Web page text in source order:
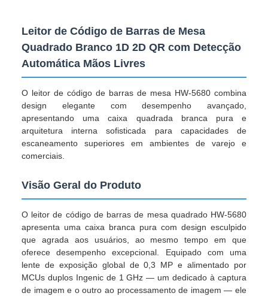
Leitor de Código de Barras de Mesa
Quadrado Branco 1D 2D QR com Detecção
Automática Mãos Livres
O leitor de código de barras de mesa HW-5680 combina
design elegante com desempenho avançado,
apresentando uma caixa quadrada branca pura e
arquitetura interna sofisticada para capacidades de
escaneamento superiores em ambientes de varejo e
comerciais.
Visão Geral do Produto
O leitor de código de barras de mesa quadrado HW-5680
apresenta uma caixa branca pura com design esculpido
que agrada aos usuários, ao mesmo tempo em que
oferece desempenho excepcional. Equipado com uma
lente de exposição global de 0,3 MP e alimentado por
MCUs duplos Ingenic de 1 GHz — um dedicado à captura
de imagem e o outro ao processamento de imagem — ele